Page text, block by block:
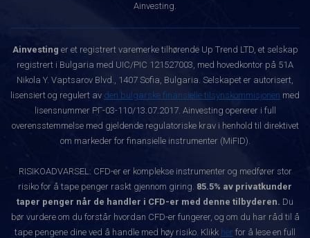
Ainvesting.
Ainvesting er et registrert varemerke tilhørende Up Trend LTD, et selskap
registrert i Bulgaria med UIC/PIC 121527003, med hovedkontor på 51A
Nikola Y. Vaptsarov Blvd., 1407 Sofia, Bulgaria. Selskapet er autorisert,
lisensiert og regulert av den bulgarske finansielle tilsynskommisjonen med
lisensnummer РГ-03-110/13.07.2017. Ainvesting opererer i full
overensstemmelse med gjeldende regulatoriske krav i henhold til direktivet
om markeder for finansielle instrumenter (MiFID).
RISIKOADVARSEL: CFD-er er komplekse instrumenter og medfører stor
risiko for å tape penger raskt gjennom giring. 85.5% av privatkunder
taper penger når de handler i CFD-er med denne tilbyderen. Du
bør vurdere om du forstår hvordan CFD-er fungerer, og om du har råd til å
tape pengene dine ved å handle med høy risiko. Klikk her for å lese en full